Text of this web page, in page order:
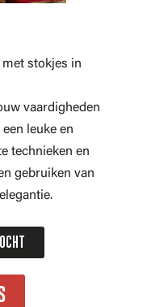
stokjes in
vaardigheden
leuke en
technieken en
gebruiken van